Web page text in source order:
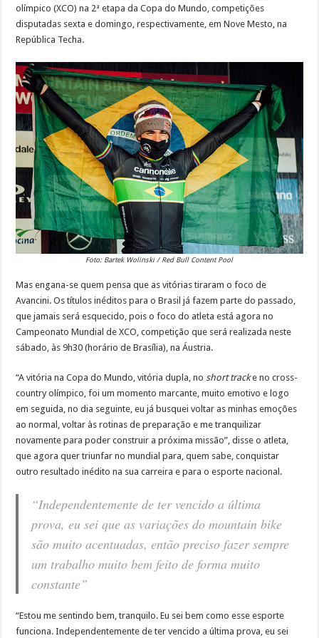
olímpico (XCO) na 2ª etapa da Copa do Mundo, competições
disputadas sexta e domingo, respectivamente, em Nove Mesto, na
República Techa.
Foto: Bartek Wolinski / Red Bull Content Pool
Mas engana-se quem pensa que as vitórias tiraram o foco de
Avancini. Os títulos inéditos para o Brasil já fazem parte do passado,
que jamais será esquecido, pois o foco do atleta está agora no
Campeonato Mundial de XCO, competição que será realizada neste
sábado, às 9h30 (horário de Brasília), na Áustria.
“A vitória na Copa do Mundo, vitória dupla, noshort tracke no cross-
country olímpico, foi um momento marcante, muito emotivo e logo
em seguida, no dia seguinte, eu já busquei voltar as minhas emoções
ao normal, voltar às rotinas de preparação e me tranquilizar
novamente para poder construir a próxima missão”, disse o atleta,
que agora quer triunfar no mundial para, quem sabe, conquistar
outro resultado inédito na sua carreira e para o esporte nacional.
“Independentemente de ter vencido a última
prova, eu sei que as variações do mountain bike
são muito acentuadas, então preciso fazer sempre
um trabalho muito bem feito de forma muito
constante”
“Estou me sentindo bem, tranquilo. Eu sei bem como esse esporte
funciona. Independentemente de ter vencido a última prova, eu sei